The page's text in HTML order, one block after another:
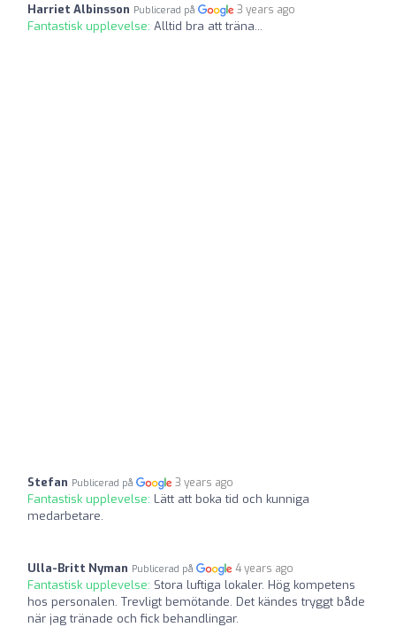
Harriet Albinsson Publicerad på 3 years ago
Fantastisk upplevelse: Alltid bra att träna...
Stefan Publicerad på 3 years ago
Fantastisk upplevelse: Lätt att boka tid och kunniga
medarbetare.
Ulla-Britt Nyman Publicerad på 4 years ago
Fantastisk upplevelse: Stora luftiga lokaler. Hög kompetens
hos personalen. Trevligt bemötande. Det kändes tryggt både
när jag tränade och fick behandlingar.